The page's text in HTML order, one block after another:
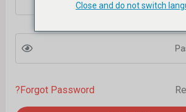
Forgot Password?
Close and do not switch